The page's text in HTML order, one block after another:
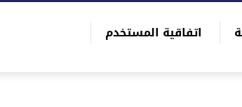
اتفاقية المستخدم